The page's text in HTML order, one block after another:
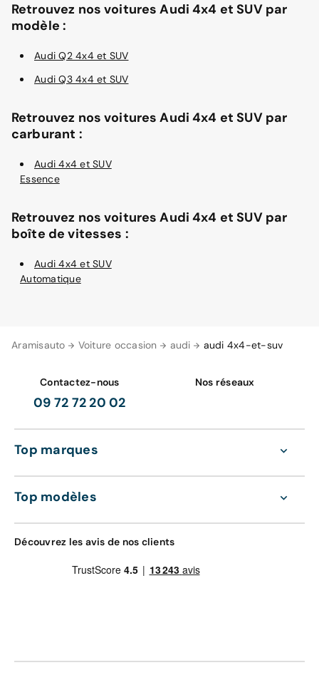
Aramisauto Voiture occasion audi audi 4x4-et-suv
Retrouvez nos voitures Audi 4x4 et SUV par
modèle :
Audi Q2 4x4 et SUV
Audi Q3 4x4 et SUV
Retrouvez nos voitures Audi 4x4 et SUV par
carburant :
Audi 4x4 et SUV
Essence
Retrouvez nos voitures Audi 4x4 et SUV par
boîte de vitesses :
Audi 4x4 et SUV
Automatique
Contactez-nous
09 72 72 20 02
Nos réseaux
Top marques
Top modèles
Découvrez les avis de nos clients